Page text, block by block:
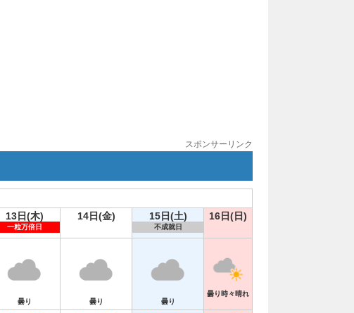
スポンサーリンク
13日(木)
一粒万倍日
14日(金) 15日(土)
不成就日
16日(日)
曇り 曇り 曇り
曇り時々晴れ